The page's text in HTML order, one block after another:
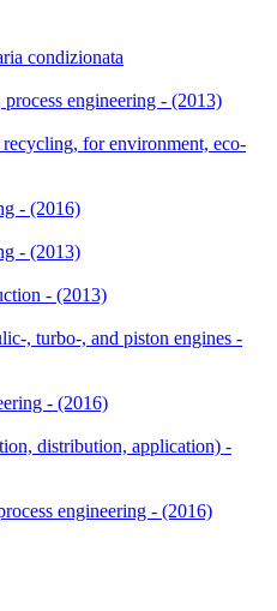
condizionata
engineering - (2013)
for environment, eco-
- (2016)
- (2013)
- (2013)
, turbo-, and piston engines -
- (2016)
distribution, application) -
engineering - (2016)